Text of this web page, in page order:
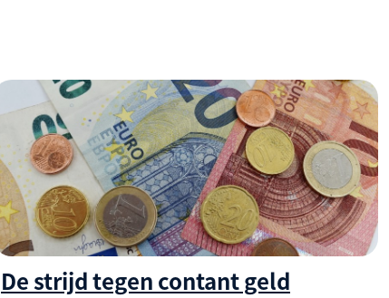
De strijd tegen contant geld